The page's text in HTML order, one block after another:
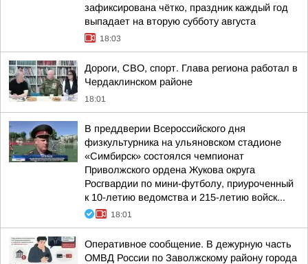
зафиксирована чётко, праздник каждый год
выпадает на вторую субботу августа
18:03
Дороги, СВО, спорт. Глава региона работал в
Чердаклинском районе
18:01
В преддверии Всероссийского дня
физкультурника на ульяновском стадионе
«Симбирск» состоялся чемпионат
Приволжского ордена Жукова округа
Росгвардии по мини-футболу, приуроченный
к 10-летию ведомства и 215-летию войск...
18:01
Оперативное сообщение. В дежурную часть
ОМВД России по Заволжскому району города